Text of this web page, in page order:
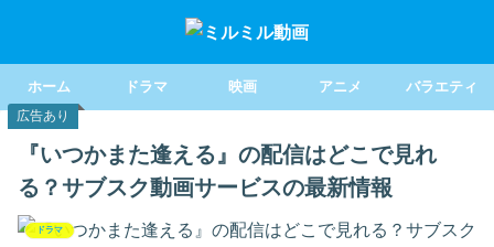
ホーム ドラマ 映画 アニメ バラエティ
広告あり
『いつかまた逢える』の配信はどこで見れ
る？サブスク動画サービスの最新情報
ドラマ